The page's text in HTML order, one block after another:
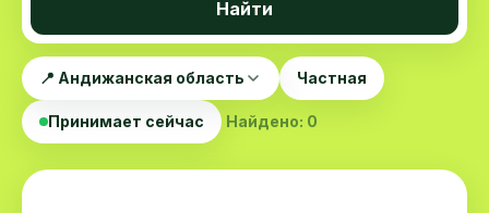
Найти
📍 Андижанская область Частная
Принимает сейчас Найдено: 0